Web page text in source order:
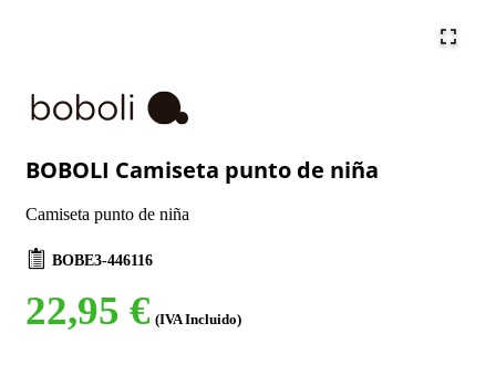
BOBOLI Camiseta punto de niña
Camiseta punto de niña
BOBE3-446116
22,95 € (IVA Incluido)